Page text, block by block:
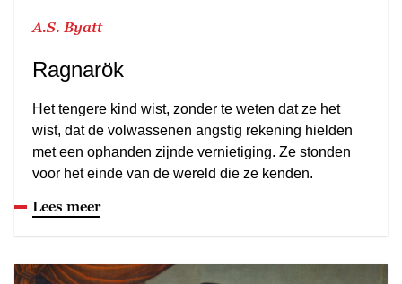
A.S. Byatt
Ragnarök
Het tengere kind wist, zonder te weten dat ze het
wist, dat de volwassenen angstig rekening hielden
met een ophanden zijnde vernietiging. Ze stonden
voor het einde van de wereld die ze kenden.
Lees meer